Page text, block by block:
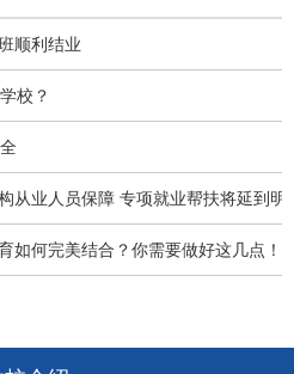
顺利结业
校？
从业人员保障 专项就业帮扶将延到明
如何完美结合？你需要做好这几点！